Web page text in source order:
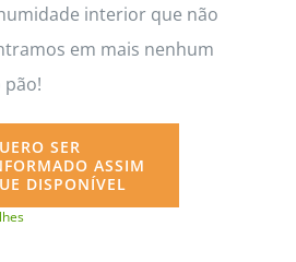
interior que não
em mais nenhum
SER
ASSIM
DISPONÍVEL